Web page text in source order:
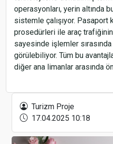
operasyonları, yerin altında
sistemle çalışıyor. Pasaport
prosedürleri ile araç
sayesinde işlemler
görülebiliyor. Tüm bu
diğer ana limanlar arasında
Turizm Proje
17.04.2025 10:18
Matheo